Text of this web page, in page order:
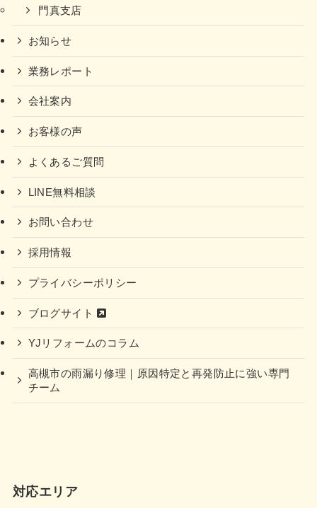
門真支店
お知らせ
業務レポート
会社案内
お客様の声
よくあるご質問
LINE無料相談
お問い合わせ
採用情報
プライバシーポリシー
ブログサイト
YJリフォームのコラム
高槻市の雨漏り修理｜原因特定と再発防止に強い専門
チーム
対応エリア